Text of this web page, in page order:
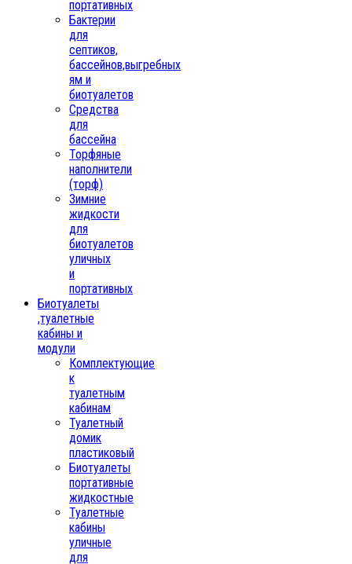
портативных
Бактерии
для
септиков,
бассейнов,выгребных
ям и
биотуалетов
Средства
для
бассейна
Торфяные
наполнители
(торф)
Зимние
жидкости
для
биотуалетов
уличных
и
портативных
Биотуалеты
,туалетные
кабины и
модули
Комплектующие
к
туалетным
кабинам
Туалетный
домик
пластиковый
Биотуалеты
портативные
жидкостные
Туалетные
кабины
уличные
для